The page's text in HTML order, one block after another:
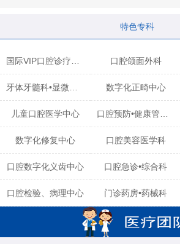
特色专科
口腔颌面外科
数字化正畸中心
儿童口腔医学中心
数字化修复中心 口腔美容医学科
口腔数字化义齿中心 口腔急诊•综合科
口腔检验、病理中心 门诊药房•药械科